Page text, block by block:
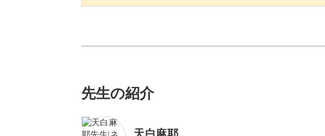
先生の紹介